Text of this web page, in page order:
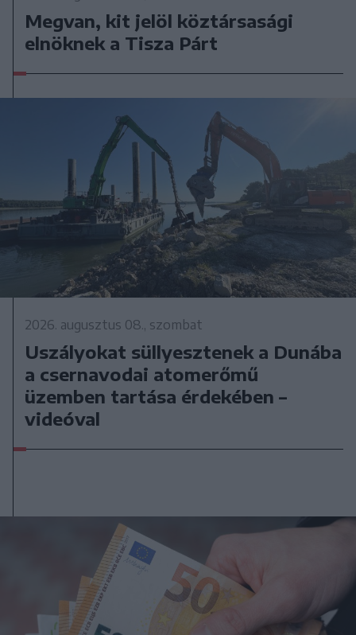
Megvan, kit jelöl köztársasági
elnöknek a Tisza Párt
2026. augusztus 08., szombat
Uszályokat süllyesztenek a Dunába
a csernavodai atomerőmű
üzemben tartása érdekében –
videóval